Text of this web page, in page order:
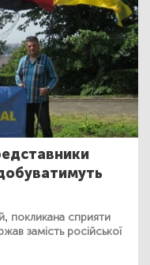
покликана сприяти
замість російської